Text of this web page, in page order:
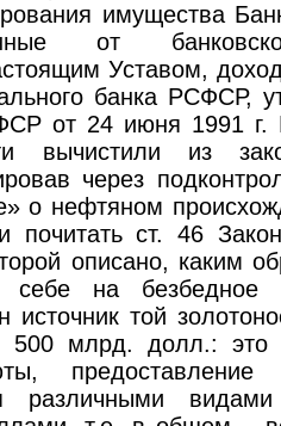
имущества
от
Уставом,
банка РСФСР,
от 24 июня 1991 г.
вычистили из
через
о нефтяном
почитать ст. 46
описано, каким
себе на безбедное
источник той
500 млрд. долл.: это
различными